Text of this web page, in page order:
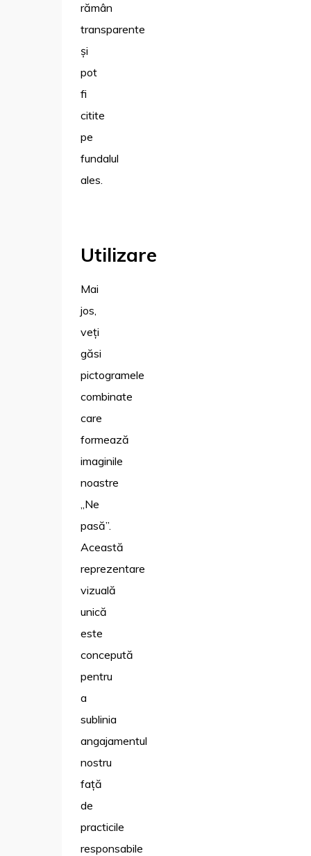
rămân
transparente
și
pot
fi
citite
pe
fundalul
ales.
Utilizare
Mai
jos,
veți
găsi
pictogramele
combinate
care
formează
imaginile
noastre
„Ne
pasă”.
Această
reprezentare
vizuală
unică
este
concepută
pentru
a
sublinia
angajamentul
nostru
față
de
practicile
responsabile